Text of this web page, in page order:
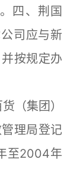
四、荆国
司应与新
按规定办
（集团）
理局登记
至2004年